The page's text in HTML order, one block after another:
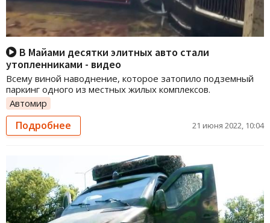
В Майами десятки элитных авто стали
утопленниками - видео
Всему виной наводнение, которое затопило подземный
паркинг одного из местных жилых комплексов.
Автомир
Подробнее 21 июня 2022, 10:04